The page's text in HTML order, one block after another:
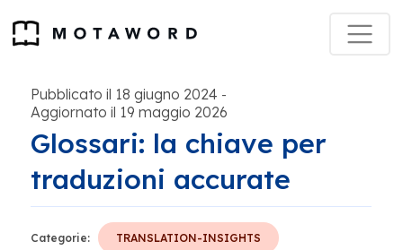
Pubblicato il 18 giugno 2024 -
Aggiornato il 19 maggio 2026
Glossari: la chiave per
traduzioni accurate
Categorie: TRANSLATION-INSIGHTS